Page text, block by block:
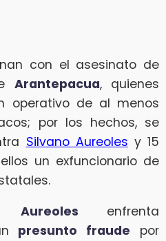
con el asesinato de
Arantepacua, quienes
operativo de al menos
por los hechos, se
Silvano Aureoles y 15
un exfuncionario de
Aureoles enfrenta
presunto fraude por